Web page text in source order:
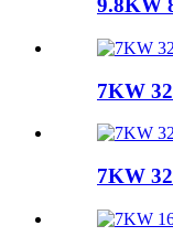
9.8KW
7KW
7KW